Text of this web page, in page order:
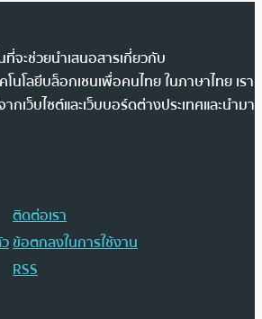
จะช่วยนำเสนอสารเกี่ยวกับ
นโลยีบล็อกเชนเพื่อคนไทย ในภาษาไทย เรา
เว็บไซต์และเว็บบอร์ดต่างประเทศและนำมา
ติดต่อเรา
ข้อตกลงในการใช้งาน
RSS